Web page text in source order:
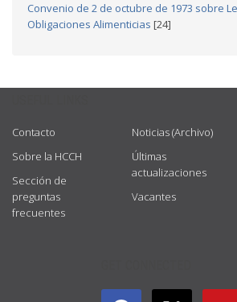
Convenio de 2 de octubre de 1973 sobre
Obligaciones Alimenticias [24]
Contacto
Sobre la HCCH
Sección de
preguntas
frecuentes
Noticias (Archivo)
Últimas
actualizaciones
Vacantes